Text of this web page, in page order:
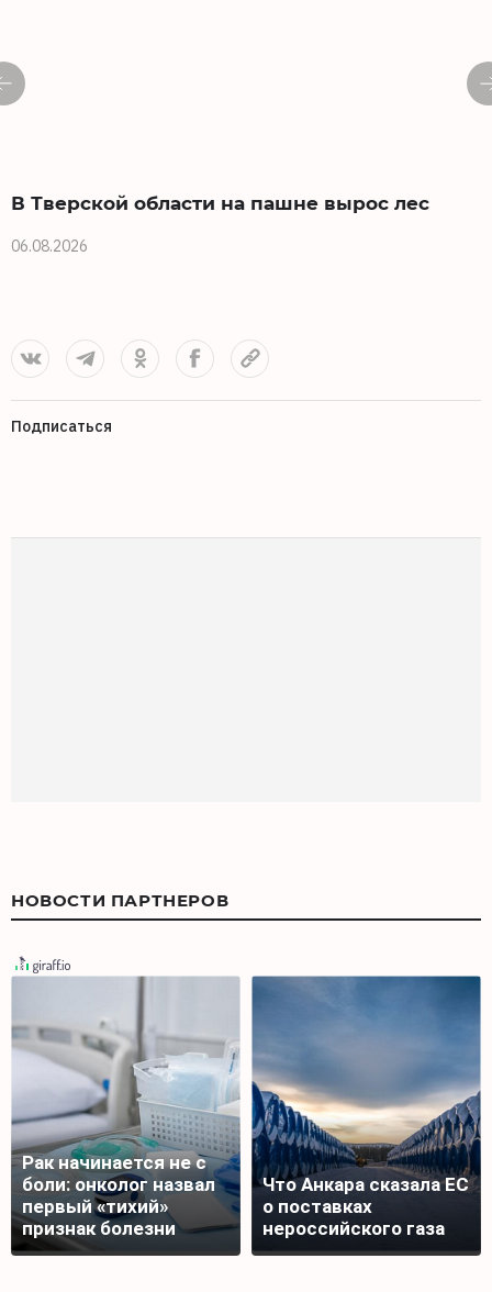
В Тверской области на пашне вырос лес
06.08.2026
Подписаться
НОВОСТИ ПАРТНЕРОВ
Рак начинается не с
боли: онколог назвал
первый «тихий»
признак болезни
Что Анкара сказала ЕС
о поставках
нероссийского газа